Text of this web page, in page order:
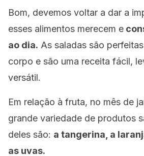
Bom, devemos voltar a dar a
esses alimentos merecem e
ao dia. As saladas são
corpo e são uma receita fácil,
versátil.
Em relação à fruta, no mês de
grande variedade de produtos
deles são: a tangerina, a
as uvas.